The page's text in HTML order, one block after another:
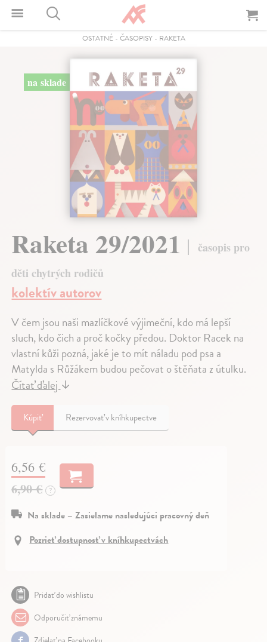
OSTATNÉ- ČASOPISY- RAKETA
na sklade
Raketa 29/2021
časopis pro
děti chytrých rodičů
kolektív autorov
V čem jsou naši mazlíčkové výjimeční, kdo má lepší
sluch, kdo čich a proč kočky předou. Doktor Racek na
vlastní kůži pozná, jaké je to mít náladu pod psa a
Matylda s Růžákem budou pečovat o štěňata z útulku.
Čítať ďalej↓
Kúpiť Rezervovať v kníhkupectve
6,56 €
6,90 € ?
Na sklade – Zasielame nasledujúci pracovný deň
Pozrieť dostupnosť v kníhkupectvách
Pridať do wishlistu
Odporučiť známemu